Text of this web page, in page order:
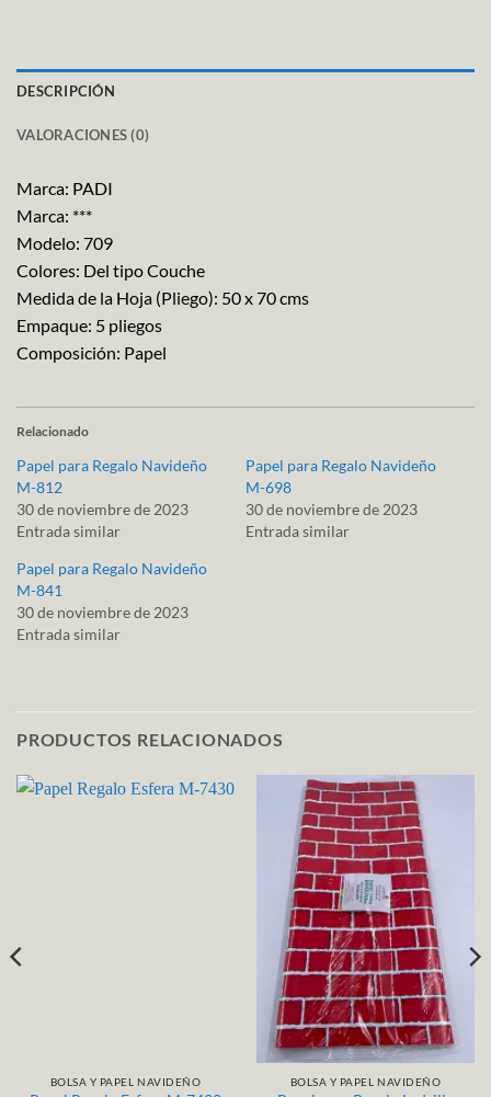
DESCRIPCIÓN
VALORACIONES (0)
Marca: PADI
Marca: ***
Modelo: 709
Colores: Del tipo Couche
Medida de la Hoja (Pliego): 50 x 70 cms
Empaque: 5 pliegos
Composición: Papel
Relacionado
Papel para Regalo Navideño
M-812
30 de noviembre de 2023
Entrada similar
Papel para Regalo Navideño
M-698
30 de noviembre de 2023
Entrada similar
Papel para Regalo Navideño
M-841
30 de noviembre de 2023
Entrada similar
PRODUCTOS RELACIONADOS
BOLSA Y PAPEL NAVIDEÑO BOLSA Y PAPEL NAVIDEÑO